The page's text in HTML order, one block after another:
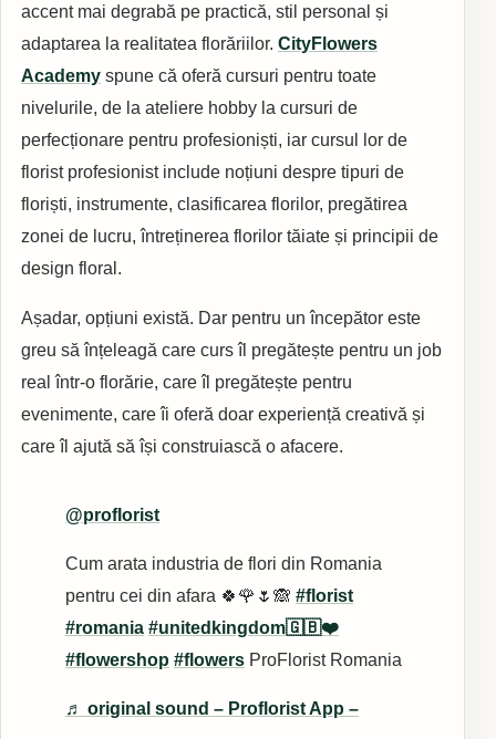
accent mai degrabă pe practică, stil personal și
adaptarea la realitatea florăriilor. CityFlowers
Academy spune că oferă cursuri pentru toate
nivelurile, de la ateliere hobby la cursuri de
perfecționare pentru profesioniști, iar cursul lor de
florist profesionist include noțiuni despre tipuri de
floriști, instrumente, clasificarea florilor, pregătirea
zonei de lucru, întreținerea florilor tăiate și principii de
design floral.
Așadar, opțiuni există. Dar pentru un începător este
greu să înțeleagă care curs îl pregătește pentru un job
real într-o florărie, care îl pregătește pentru
evenimente, care îi oferă doar experiență creativă și
care îl ajută să își construiască o afacere.
@proflorist
Cum arata industria de flori din Romania
pentru cei din afara 🍀🌹🌷🙈 #florist
#romania #unitedkingdom🇬🇧❤️
#flowershop #flowers ProFlorist Romania
♬ original sound – Proflorist App –